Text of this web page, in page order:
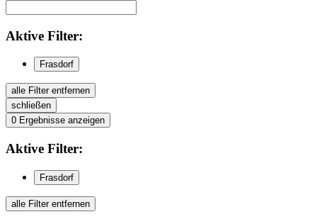
Aktive Filter:
Frasdorf
alle Filter entfernen
schließen
0 Ergebnisse anzeigen
Aktive Filter:
Frasdorf
alle Filter entfernen